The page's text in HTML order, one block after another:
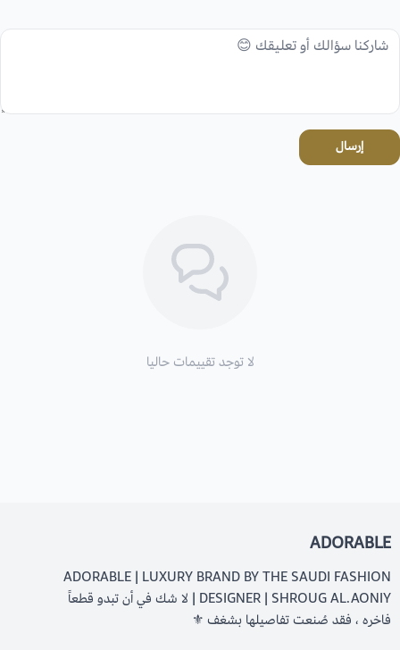
إرسال
لا توجد تقييمات حاليا
ADORABLE
ADORABLE | LUXURY BRAND BY THE SAUDI FASHION
DESIGNER | SHROUG AL.AONIY | لا شك في أن تبدو قطعاً
فاخره ، فقد صُنعت تفاصيلها بشغف ⚜️